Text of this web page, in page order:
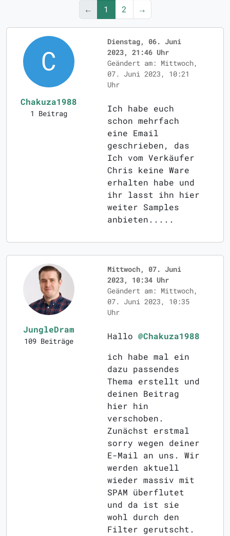
← 1 2 →
Chakuza1988
1 Beitrag
Dienstag, 06. Juni
2023, 21:46 Uhr
Geändert am: Mittwoch,
07. Juni 2023, 10:21
Uhr
Ich habe euch
schon mehrfach
eine Email
geschrieben, das
Ich vom Verkäufer
Chris keine Ware
erhalten habe und
ihr lasst ihn hier
weiter Samples
anbieten.....
JungleDram
109 Beiträge
Mittwoch, 07. Juni
2023, 10:34 Uhr
Geändert am: Mittwoch,
07. Juni 2023, 10:35
Uhr
Hallo @Chakuza1988
ich habe mal ein
dazu passendes
Thema erstellt und
deinen Beitrag
hier hin
verschoben.
Zunächst erstmal
sorry wegen deiner
E-Mail an uns. Wir
werden aktuell
wieder massiv mit
SPAM überflutet
und da ist sie
wohl durch den
Filter gerutscht.